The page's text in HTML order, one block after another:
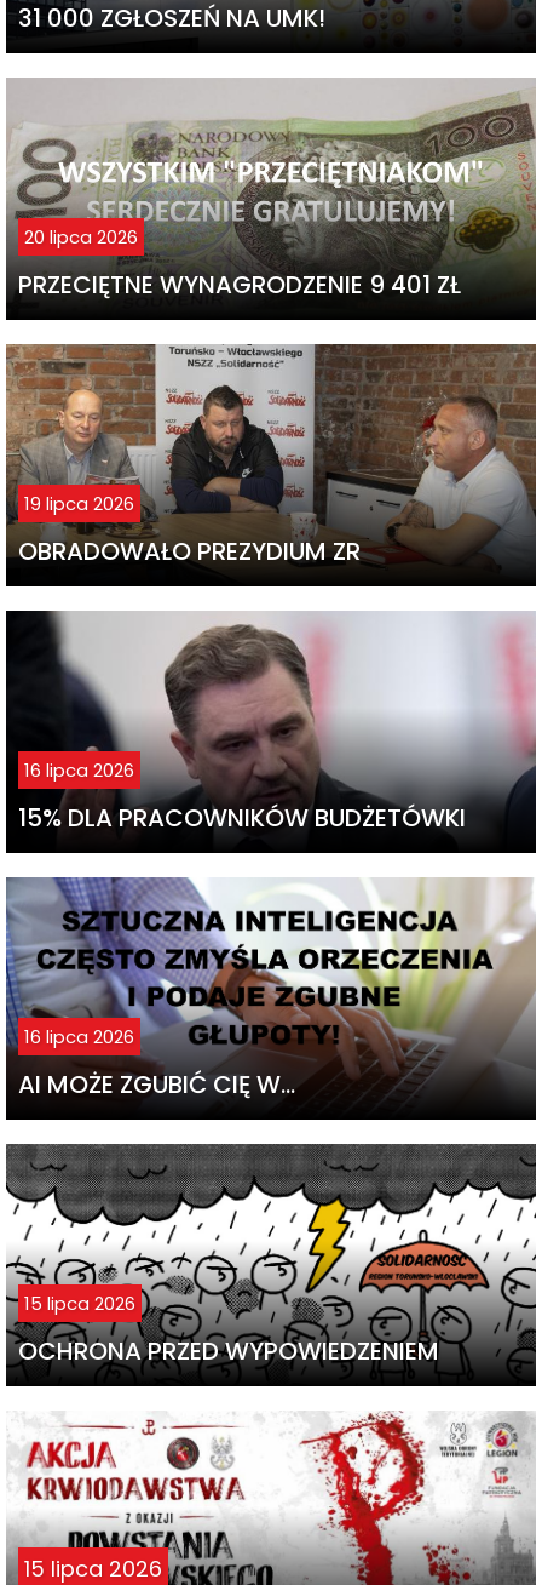
31 000 ZGŁOSZEŃ NA UMK!
20 lipca 2026
PRZECIĘTNE WYNAGRODZENIE 9 401 ZŁ
19 lipca 2026
OBRADOWAŁO PREZYDIUM ZR
16 lipca 2026
15% DLA PRACOWNIKÓW BUDŻETÓWKI
16 lipca 2026
AI MOŻE ZGUBIĆ CIĘ W…
15 lipca 2026
OCHRONA PRZED WYPOWIEDZENIEM
15 lipca 2026